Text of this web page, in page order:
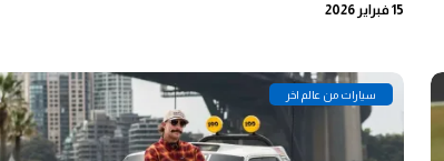
15 فبراير 2026
سيارات من عالم اخر